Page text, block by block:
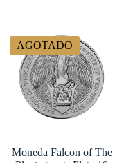
AGOTADO
Moneda Falcon of The